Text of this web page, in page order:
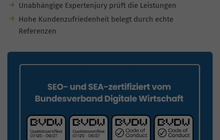
Unabhängige Expertenjury prüft die Leistungen
Hohe Kundenzufriedenheit belegt durch echte
Referenzen